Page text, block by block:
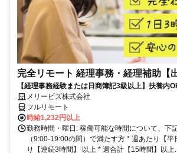
完全リモート 経理事務・経理補助【
【経理事務経験または日商簿記3級以上】扶養内
完全在宅で育児・介護中の方も大歓迎♪
メリービズ株式会社
フルリモート
時給1,232円以上
勤務時間・曜日: 稼働可能な時間について、下
（9:00-19:00の間）で満たす方 * 週あたり【
り【連続3時間】 以上 * 週合計【15時間】以上